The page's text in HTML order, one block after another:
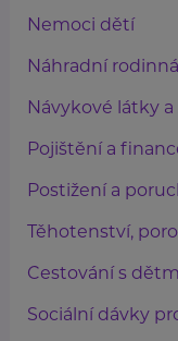
Nemoci dětí
Náhradní
Návykové látky a
Pojištění a
Postižení a
Těhotenství,
Cestování s
Sociální dávky